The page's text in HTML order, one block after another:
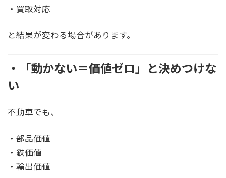
・買取対応
と結果が変わる場合があります。
・「動かない＝価値ゼロ」と決めつけな
い
不動車でも、
・部品価値
・鉄価値
・輸出価値